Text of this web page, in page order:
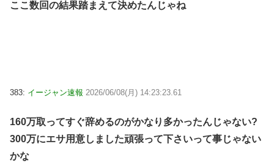
ここ数回の結果踏まえて決めたんじゃね
383: イージャン速報 2026/06/08(月) 14:23:23.61
160万取ってすぐ辞めるのがかなり多かったんじゃない?
300万にエサ用意しました頑張って下さいって事じゃない
かな